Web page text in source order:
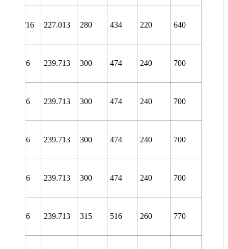
8.15/16
227.013 280 434 220 640
9.7/16
239.713 300 474 240 700
9.7/16
239.713 300 474 240 700
9.7/16
239.713 300 474 240 700
9.7/16
239.713 300 474 240 700
9.7/16
239.713 315 516 260 770